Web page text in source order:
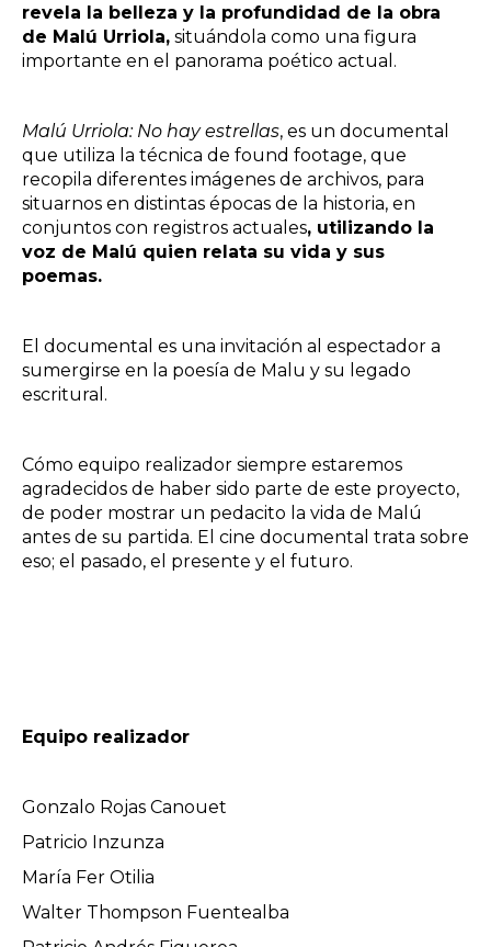
revela la belleza y la profundidad de la obra
de Malú Urriola, situándola como una figura
importante en el panorama poético actual.
Malú Urriola: No hay estrellas, es un documental
que utiliza la técnica de found footage, que
recopila diferentes imágenes de archivos, para
situarnos en distintas épocas de la historia, en
conjuntos con registros actuales, utilizando la
voz de Malú quien relata su vida y sus
poemas.
El documental es una invitación al espectador a
sumergirse en la poesía de Malu y su legado
escritural.
Cómo equipo realizador siempre estaremos
agradecidos de haber sido parte de este proyecto,
de poder mostrar un pedacito la vida de Malú
antes de su partida. El cine documental trata sobre
eso; el pasado, el presente y el futuro.
Equipo realizador
Gonzalo Rojas Canouet
Patricio Inzunza
María Fer Otilia
Walter Thompson Fuentealba